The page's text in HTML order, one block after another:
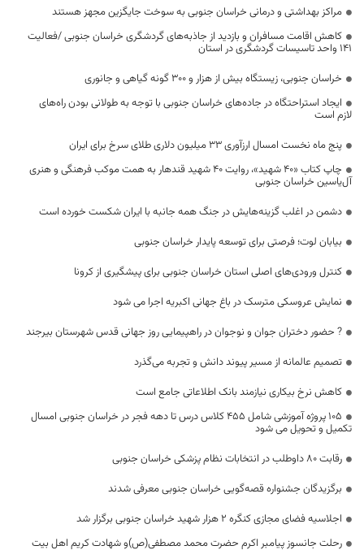
مراکز بهداشتی و درمانی خراسان جنوبی به سوخت جایگزین مجهز هستند
کاهش اقامت مسافران و بازدید از جاذبه‌های گردشگری خراسان جنوبی /فعالیت
۱۴۱ واحد تاسیسات گردشگری در استان
خراسان جنوبی، زیستگاه بیش از هزار و ۳۰۰ گونه گیاهی و جانوری
ایجاد استراحتگاه در جاده‌های خراسان جنوبی با توجه به طولانی بودن راه‌های
لازم است
پنج ماه نخست امسال ارزآوری ۳۳ میلیون دلاری طلای سرخ برای ایران
چاپ کتاب «۴۰ شهید»، روایت ۴۰ شهید قندهار به همت موکب فرهنگی و هنری
آل‌یاسین خراسان جنوبی
دشمن در اغلب گزینه‌هایش در جنگ همه جانبه با ایران شکست خورده است
بیابان لوت؛ فرصتی برای توسعه پایدار خراسان جنوبی
کنترل ورودی‌های اصلی استان خراسان جنوبی برای پیشگیری از کرونا
نمایش عروسکی مترسک در باغ جهانی اکبریه اجرا می شود
? حضور دختران جوان و نوجوان در راهپیمایی روز جهانی قدس شهرستان بیرجند
تصمیم عالمانه از مسیر پیوند دانش و تجربه می‌گذرد
کاهش نرخ بیکاری نیازمند بانک اطلاعاتی جامع است
۱۰۵ پروژه آموزشی شامل ۴۵۵ کلاس درس تا دهه فجر در خراسان جنوبی امسال
تکمیل و تحویل می شود
رقابت 80 داوطلب در انتخابات نظام پزشکی خراسان جنوبی
برگزیدگان جشنواره‌ قصه‌گویی خراسان جنوبی معرفی شدند
اجلاسیه فضای مجازی کنگره 2 هزار شهید خراسان جنوبی برگزار شد
رحلت جانسوز پیامبر اکرم حضرت محمد مصطفی(ص)و شهادت کریم اهل بیت